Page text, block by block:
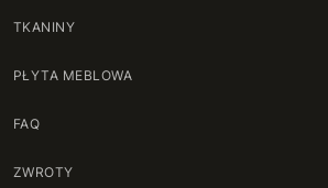
TKANINY
PŁYTA MEBLOWA
FAQ
ZWROTY